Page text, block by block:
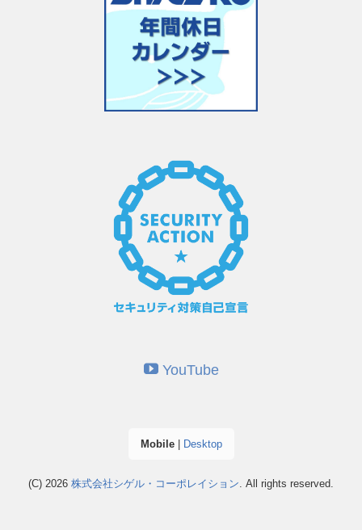
YouTube
Mobile| Desktop
(C) 2026 株式会社シゲル・コーポレイション . All rights reserved.